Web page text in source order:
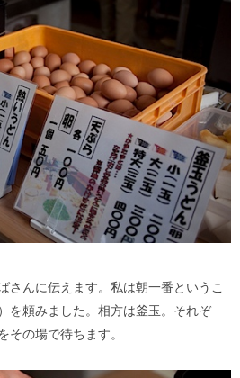
さんに伝えます。私は朝一番というこ
を頼みました。相方は釜玉。それぞ
の場で待ちます。